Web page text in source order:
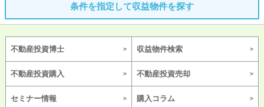
条件を指定して収益物件を探す
不動産投資博士 収益物件検索
不動産投資購入 不動産投資売却
セミナー情報 購入コラム